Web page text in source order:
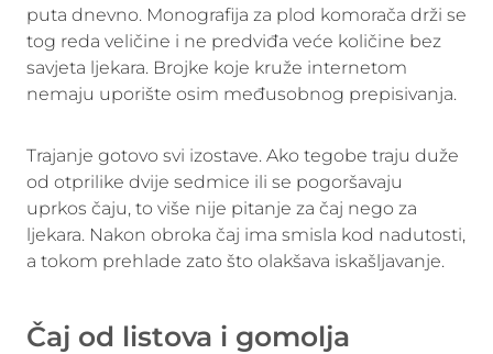
puta dnevno. Monografija za plod komorača drži se
tog reda veličine i ne predviđa veće količine bez
savjeta ljekara. Brojke koje kruže internetom
nemaju uporište osim međusobnog prepisivanja.
Trajanje gotovo svi izostave. Ako tegobe traju duže
od otprilike dvije sedmice ili se pogoršavaju
uprkos čaju, to više nije pitanje za čaj nego za
ljekara. Nakon obroka čaj ima smisla kod nadutosti,
a tokom prehlade zato što olakšava iskašljavanje.
Čaj od listova i gomolja